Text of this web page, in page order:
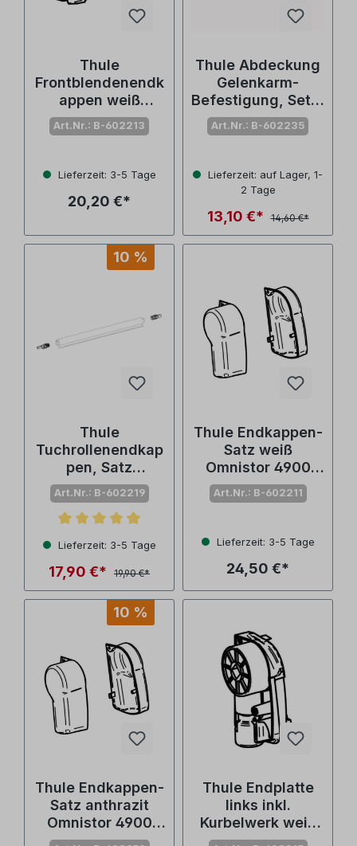
Thule
Frontblendenendk
appen weiß
Omnistor 4900
(Nr. 1500602213)
Art.Nr.: B-602213
Lieferzeit: 3-5 Tage
20,20 €*
Thule Abdeckung
Gelenkarm-
Befestigung, Set f.
Omnistor
4900/4200
Art.Nr.: B-602235
Lieferzeit: auf Lager, 1-
2 Tage
13,10 €* 14,60 €*
10 %
Thule
Tuchrollenendkap
pen, Satz
Omnistor
5200/4900/4200
(Nr. 1500602219)
Art.Nr.: B-602219
Durchschnittliche Bewertung von 5 von 5 Sternen
Lieferzeit: 3-5 Tage
17,90 €* 19,90 €*
Thule Endkappen-
Satz weiß
Omnistor 4900
(Nr. 1500602211)
Art.Nr.: B-602211
Lieferzeit: 3-5 Tage
24,50 €*
10 %
Thule Endkappen-
Satz anthrazit
Omnistor 4900
(Nr. 1500602952)
Thule Endplatte
links inkl.
Kurbelwerk weiß
Omnistor 4900